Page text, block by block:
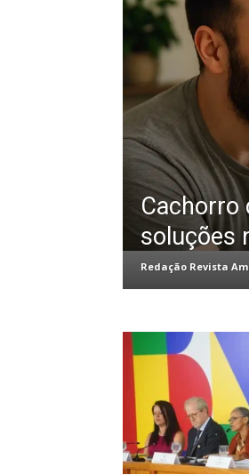
Cachorro
soluções
Redação Revista